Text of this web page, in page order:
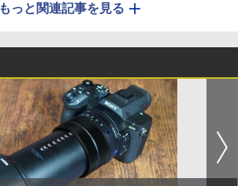
もっと関連記事を見る